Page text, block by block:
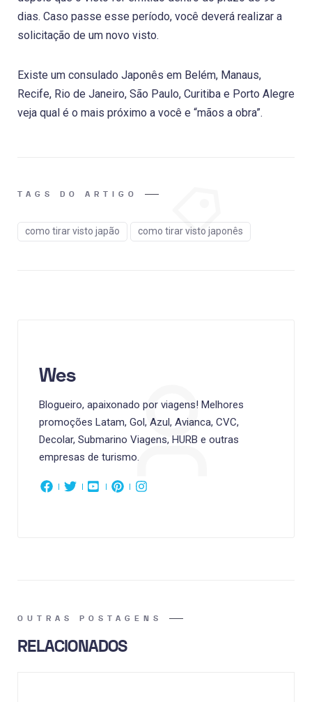
dias. Caso passe esse período, você deverá realizar a
solicitação de um novo visto.
Existe um consulado Japonês em Belém, Manaus,
Recife, Rio de Janeiro, São Paulo, Curitiba e Porto Alegre
veja qual é o mais próximo a você e “mãos a obra”.
TAGS DO ARTIGO
como tirar visto japão como tirar visto japonês
Wes
Blogueiro, apaixonado por viagens! Melhores
promoções Latam, Gol, Azul, Avianca, CVC,
Decolar, Submarino Viagens, HURB e outras
empresas de turismo.
OUTRAS POSTAGENS
RELACIONADOS